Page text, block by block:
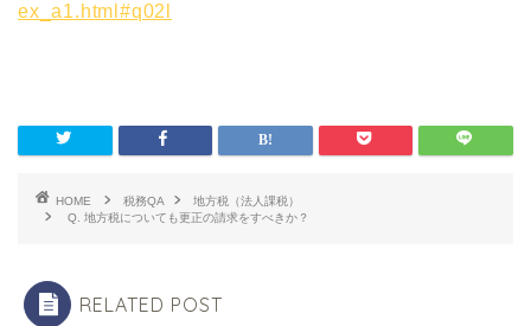
ex_a1.html#q02l
HOME 税務QA
地方税（法人課税）
Q. 地方税についても更正の請求をすべきか？
RELATED POST